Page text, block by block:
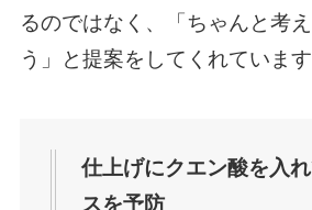
るのではなく、「ちゃんと考
う」と提案をしてくれています
仕上げにクエン酸を入
スを予防